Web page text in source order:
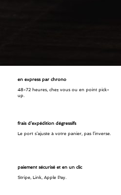
en express par chrono
48-72 heures, chez vous ou en point pick-
up.
frais d’expédition dégressifs
Le port s’ajuste à votre panier, pas l’inverse.
paiement sécurisé et en un clic
Stripe, Link, Apple Pay.